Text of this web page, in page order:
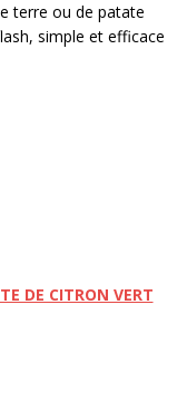
terre ou de patate
simple et efficace
DE CITRON VERT